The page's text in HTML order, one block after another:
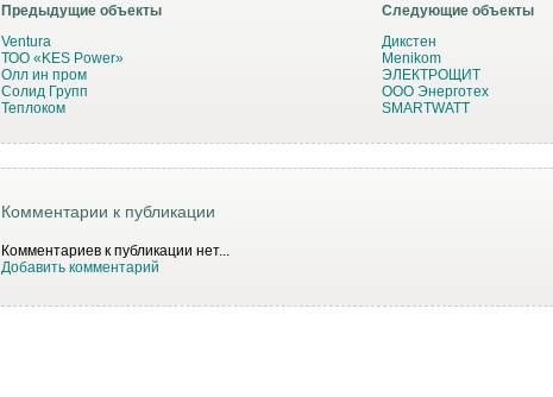
Предыдущие объекты
Ventura
ТОО «KES Power»
Олл ин пром
Солид Групп
Теплоком
Следующие объекты
Дикстен
Menikom
ЭЛЕКТРОЩИТ
ООО Энерготех
SMARTWATT
Комментарии к публикации
Комментариев к публикации нет...
Добавить комментарий